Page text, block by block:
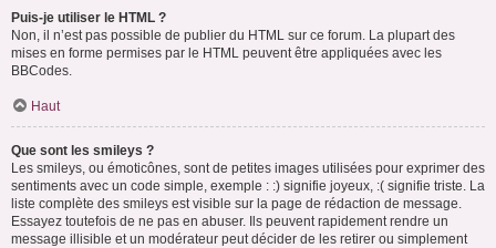
Puis-je utiliser le HTML ?
Non, il n’est pas possible de publier du HTML sur ce forum. La plupart des
mises en forme permises par le HTML peuvent être appliquées avec les
BBCodes.
Haut
Que sont les smileys ?
Les smileys, ou émoticônes, sont de petites images utilisées pour exprimer des
sentiments avec un code simple, exemple : :) signifie joyeux, :( signifie triste. La
liste complète des smileys est visible sur la page de rédaction de message.
Essayez toutefois de ne pas en abuser. Ils peuvent rapidement rendre un
message illisible et un modérateur peut décider de les retirer ou simplement